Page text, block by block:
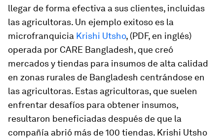
llegar de forma efectiva a sus clientes, incluidas
las agricultoras. Un ejemplo exitoso es la
microfranquicia Krishi Utsho, (PDF, en inglés)
operada por CARE Bangladesh, que creó
mercados y tiendas para insumos de alta calidad
en zonas rurales de Bangladesh centrándose en
las agricultoras. Estas agricultoras, que suelen
enfrentar desafíos para obtener insumos,
resultaron beneficiadas después de que la
compañía abrió más de 100 tiendas. Krishi Utsho